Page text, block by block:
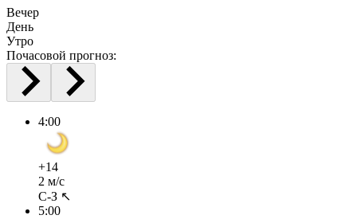
Вечер
День
Утро
Почасовой прогноз:
4:00
+14
2 м/с
С-З ↖
5:00